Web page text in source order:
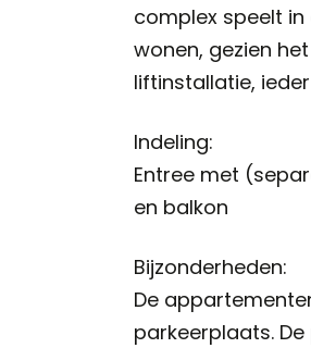
complex speelt
wonen, gezien
liftinstallatie,
Indeling:
Entree met
en balkon
Bijzonderheden:
De
parkeerplaats. De